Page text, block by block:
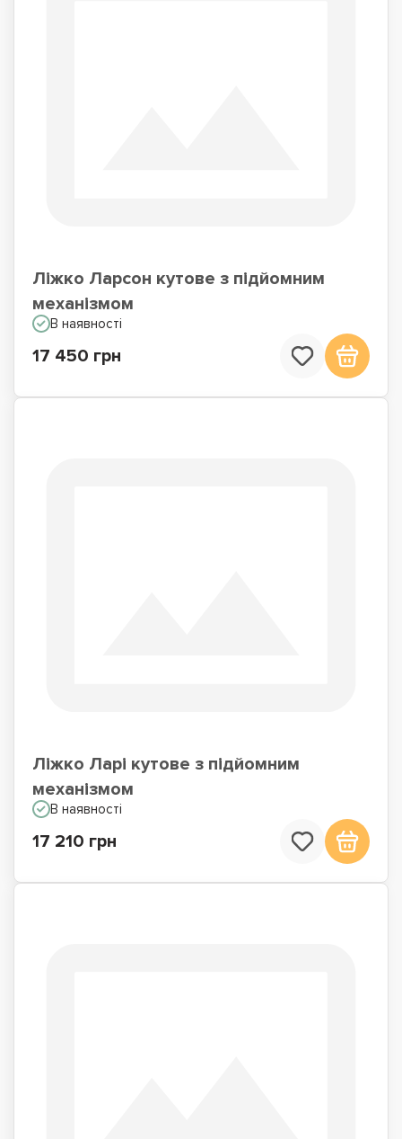
Ліжко Ларсон кутове з підйомним
механізмом
В наявності
17 450 грн
Ліжко Ларі кутове з підйомним
механізмом
В наявності
17 210 грн